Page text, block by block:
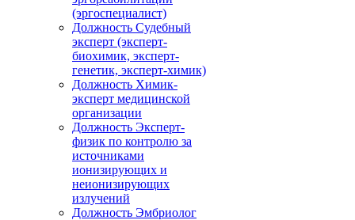
(эргоспециалист)
Должность Судебный
эксперт (эксперт-
биохимик, эксперт-
генетик, эксперт-химик)
Должность Химик-
эксперт медицинской
организации
Должность Эксперт-
физик по контролю за
источниками
ионизирующих и
неионизирующих
излучений
Должность Эмбриолог